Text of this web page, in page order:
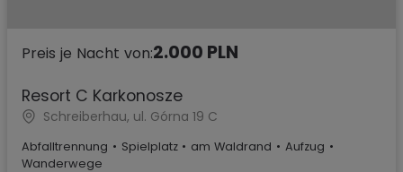
Preis je Nacht von:2.000 PLN
Resort C Karkonosze
Schreiberhau, ul. Górna 19 C
Abfalltrennung • Spielplatz • am Waldrand • Aufzug •
Wanderwege